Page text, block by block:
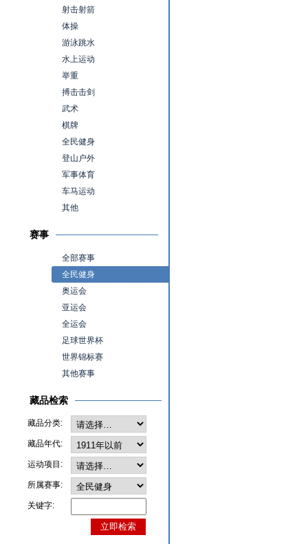
射击射箭
体操
游泳跳水
水上运动
举重
搏击击剑
武术
棋牌
全民健身
登山户外
军事体育
车马运动
其他
赛事
全部赛事
全民健身
奥运会
亚运会
全运会
足球世界杯
世界锦标赛
其他赛事
藏品检索
藏品分类:
藏品年代:
运动项目:
所属赛事:
关键字: